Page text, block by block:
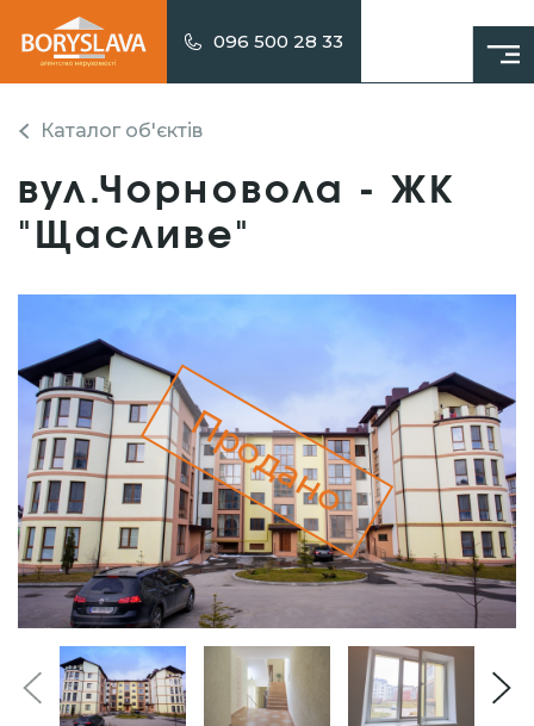
096 500 28 33
Каталог об'єктів
вул.Чорновола - ЖК
"Щасливе"
Продано